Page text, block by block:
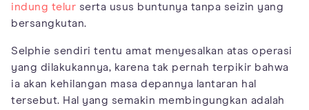
indung telur serta usus buntunya tanpa seizin yang
bersangkutan.
Selphie sendiri tentu amat menyesalkan atas operasi
yang dilakukannya, karena tak pernah terpikir bahwa
ia akan kehilangan masa depannya lantaran hal
tersebut. Hal yang semakin membingungkan adalah